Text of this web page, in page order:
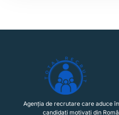
Agenția de recrutare care aduce
candidați motivați din